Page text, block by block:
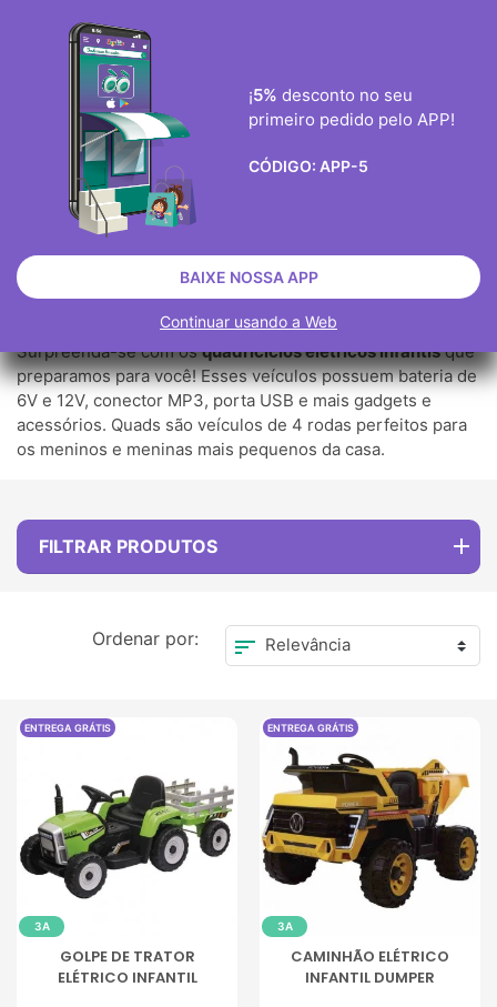

QUADRICICLOS ELÉTRICOS
INFANTIS
QUADRICICLOS ELÉTRICOS INFANTIS
Surpreenda-se com osquadriciclos elétricos infantisque
preparamos para você! Esses veículos possuem bateria de
6V e 12V, conector MP3, porta USB e mais gadgets e
acessórios. Quads são veículos de 4 rodas perfeitos para
os meninos e meninas mais pequenos da casa.
FILTRAR PRODUTOS
Ordenar por: sort
ENTREGA GRÁTIS
3A
GOLPE DE TRATOR
ELÉTRICO INFANTIL
ENTREGA GRÁTIS
3A
CAMINHÃO ELÉTRICO
INFANTIL DUMPER
¡5% desconto no seu
primeiro pedido pelo APP!
CÓDIGO: APP-5
BAIXE NOSSA APP
Continuar usando a Web